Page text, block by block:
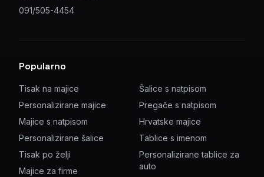
091/505-4454
Popularno
Tisak na majice
Personalizirane majice
Majice s natpisom
Personalizirane šalice
Tisak po želji
Majice za firme
Šalice s natpisom
Pregače s natpisom
Hrvatske majice
Tablice s imenom
Personalizirane tablice za
auto